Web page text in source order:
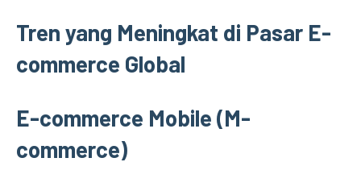
Tren yang Meningkat di Pasar E-
commerce Global
E-commerce Mobile (M-
commerce)